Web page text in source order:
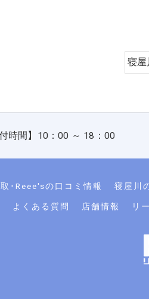
寝屋
付時間】10：00 ～ 18：00
･Reee'sの口コミ情報 寝屋川
よくある質問 店舗情報 リ